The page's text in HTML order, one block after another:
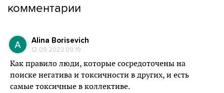
комментарии
Alina Borisevich
12.09.2023 09:19
Как правило люди, которые сосредоточены на
поиске негатива и токсичности в других, и есть
самые токсичные в коллективе.